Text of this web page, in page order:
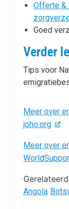
Offerte &
Goed
Verder
Tips voor
Meer over
joho.org
Meer over
Angola